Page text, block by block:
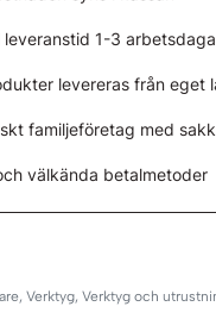
leveranstid 1-3
levereras från eget
familjeföretag med
välkända betalmetoder
,Verktyg,Verktyg och